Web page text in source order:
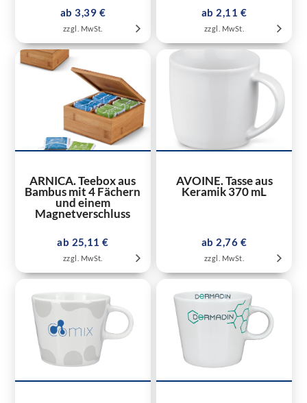
ab 3,39 €
zzgl. MwSt.
ab 2,11 €
zzgl. MwSt.
ARNICA. Teebox aus
Bambus mit 4 Fächern
und einem
Magnetverschluss
ab 25,11 €
zzgl. MwSt.
AVOINE. Tasse aus
Keramik 370 mL
ab 2,76 €
zzgl. MwSt.